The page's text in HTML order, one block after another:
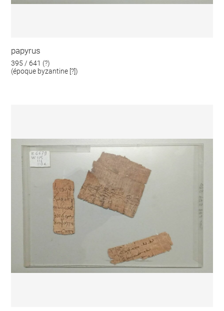
papyrus
395 / 641 (?)
(époque byzantine [?])